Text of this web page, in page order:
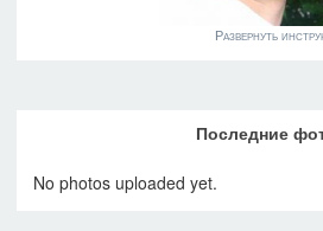
Развернуть
Последние
No photos uploaded yet.